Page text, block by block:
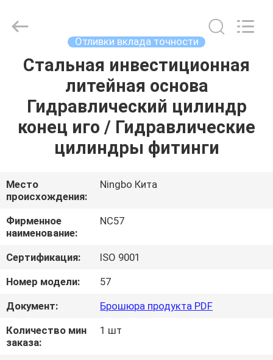
ДОМОЙ
ПРОДУКТЫ
ВИДЕОЗАПИСИ
О
НАС
ЭКСКУРСИЯ
ПО
ЗАВОДУ
КОНТРОЛЬ
КАЧЕСТВА
Foundry
CO.,LTD.
Отливки вклада точности
Стальная инвестиционная
литейная основа
Гидравлический цилиндр
конец иго / Гидравлические
цилиндры фитинги
Место
происхождения:
Ningbo Кита
Фирменное
наименование:
NC57
Сертификация:
ISO 9001
Номер модели:
57
Документ:
Брошюра продукта PDF
Количество мин
заказа:
1 шт